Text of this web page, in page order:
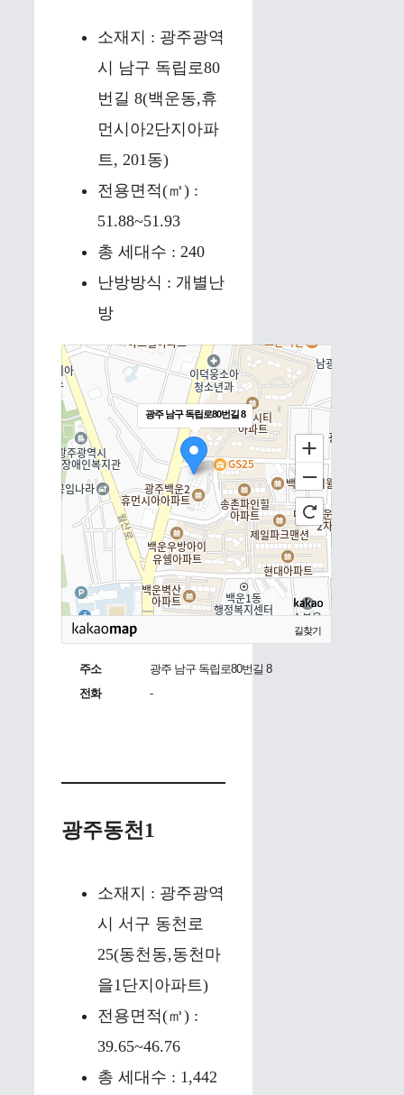
소재지 : 광주광역
시 남구 독립로80
번길 8(백운동,휴
먼시아2단지아파
트, 201동)
전용면적(㎡) :
51.88~51.93
총 세대수 : 240
난방방식 : 개별난
방
광주 남구 독립로80번길 8
길찾기
주소
광주 남구 독립로80번길 8
전화
-
광주동천1
소재지 : 광주광역
시 서구 동천로
25(동천동,동천마
을1단지아파트)
전용면적(㎡) :
39.65~46.76
총 세대수 : 1,442